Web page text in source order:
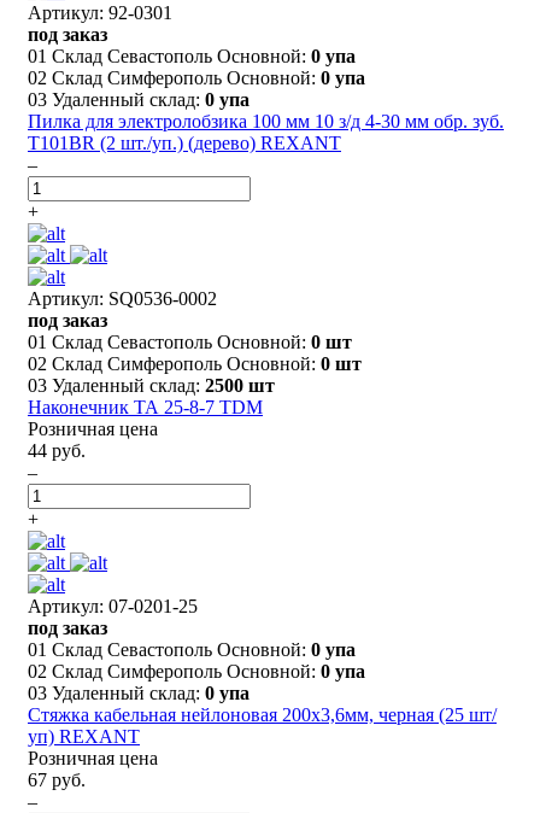
Артикул: 92-0301
под заказ
01 Склад Севастополь Основной: 0 упа
02 Склад Симферополь Основной: 0 упа
03 Удаленный склад: 0 упа
Пилка для электролобзика 100 мм 10 з/д 4-30 мм обр. зуб.
Т101BR (2 шт./уп.) (дерево) REXANT
–
+
Артикул: SQ0536-0002
под заказ
01 Склад Севастополь Основной: 0 шт
02 Склад Симферополь Основной: 0 шт
03 Удаленный склад: 2500 шт
Наконечник ТА 25-8-7 TDM
Розничная цена
44 руб.
–
+
Артикул: 07-0201-25
под заказ
01 Склад Севастополь Основной: 0 упа
02 Склад Симферополь Основной: 0 упа
03 Удаленный склад: 0 упа
Стяжка кабельная нейлоновая 200x3,6мм, черная (25 шт/
уп) REXANT
Розничная цена
67 руб.
–